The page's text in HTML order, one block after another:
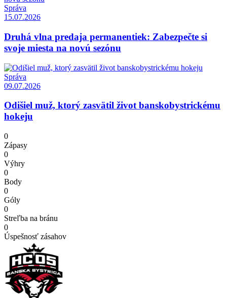
Správa
15.07.2026
Druhá vlna predaja permanentiek: Zabezpečte si
svoje miesta na novú sezónu
Správa
09.07.2026
Odišiel muž, ktorý zasvätil život banskobystrickému
hokeju
0
Zápasy
0
Výhry
0
Body
0
Góly
0
Streľba na bránu
0
Úspešnosť zásahov